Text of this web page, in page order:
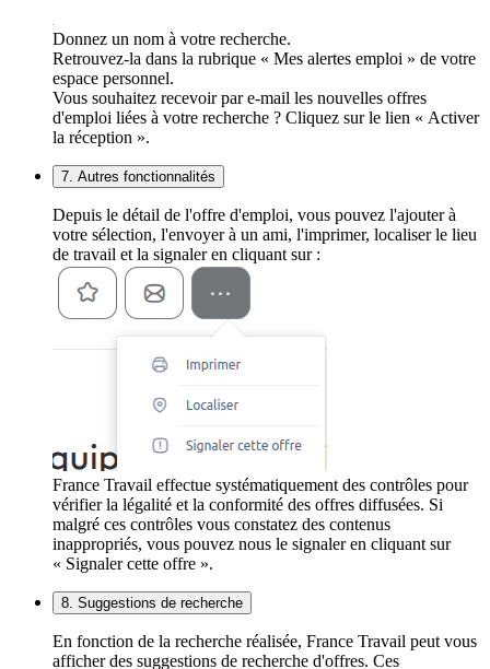
Donnez un nom à votre recherche.
Retrouvez-la dans la rubrique « Mes alertes emploi » de votre
espace personnel.
Vous souhaitez recevoir par e-mail les nouvelles offres
d'emploi liées à votre recherche ? Cliquez sur le lien « Activer
la réception ».
7. Autres fonctionnalités
Depuis le détail de l'offre d'emploi, vous pouvez l'ajouter à
votre sélection, l'envoyer à un ami, l'imprimer, localiser le lieu
de travail et la signaler en cliquant sur :
France Travail effectue systématiquement des contrôles pour
vérifier la légalité et la conformité des offres diffusées. Si
malgré ces contrôles vous constatez des contenus
inappropriés, vous pouvez nous le signaler en cliquant sur
« Signaler cette offre ».
8. Suggestions de recherche
En fonction de la recherche réalisée, France Travail peut vous
afficher des suggestions de recherche d'offres. Ces